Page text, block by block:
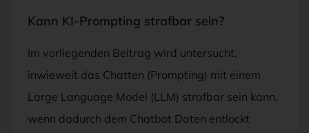
Kann KI-Prompting strafbar sein?
Im vorliegenden Beitrag wird untersucht,
inwieweit das Chatten (Prompting) mit einem
Large Language Model (LLM) strafbar sein kann,
wenn dadurch dem Chatbot Daten entlockt